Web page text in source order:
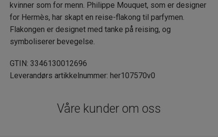
kvinner som for menn. Philippe Mouquet, som er designer
for Hermès, har skapt en reise-flakong til parfymen.
Flakongen er designet med tanke på reising, og
symboliserer bevegelse.
GTIN: 3346130012696
Leverandørs artikkelnummer: her107570v0
Våre kunder om oss